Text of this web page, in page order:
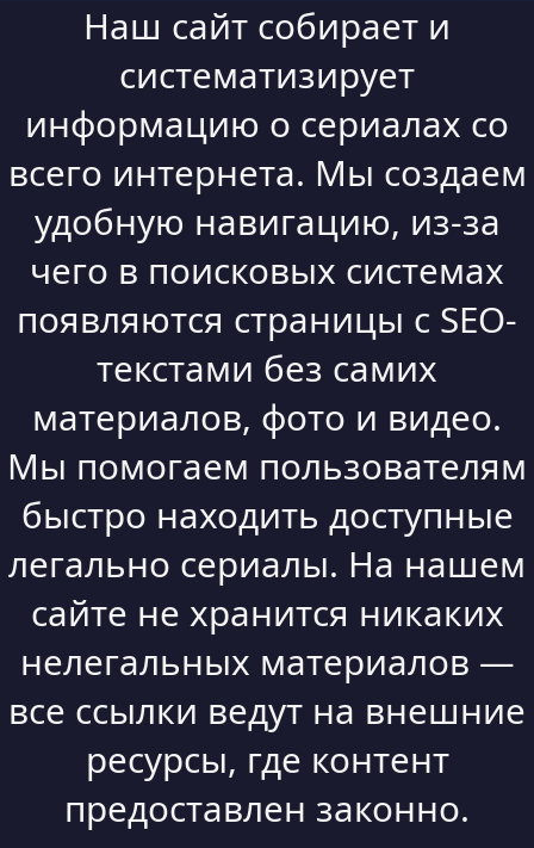
Наш сайт собирает и
систематизирует
информацию о сериалах со
всего интернета. Мы создаем
удобную навигацию, из-за
чего в поисковых системах
появляются страницы с SEO-
текстами без самих
материалов, фото и видео.
Мы помогаем пользователям
быстро находить доступные
легально сериалы. На нашем
сайте не хранится никаких
нелегальных материалов —
все ссылки ведут на внешние
ресурсы, где контент
предоставлен законно.